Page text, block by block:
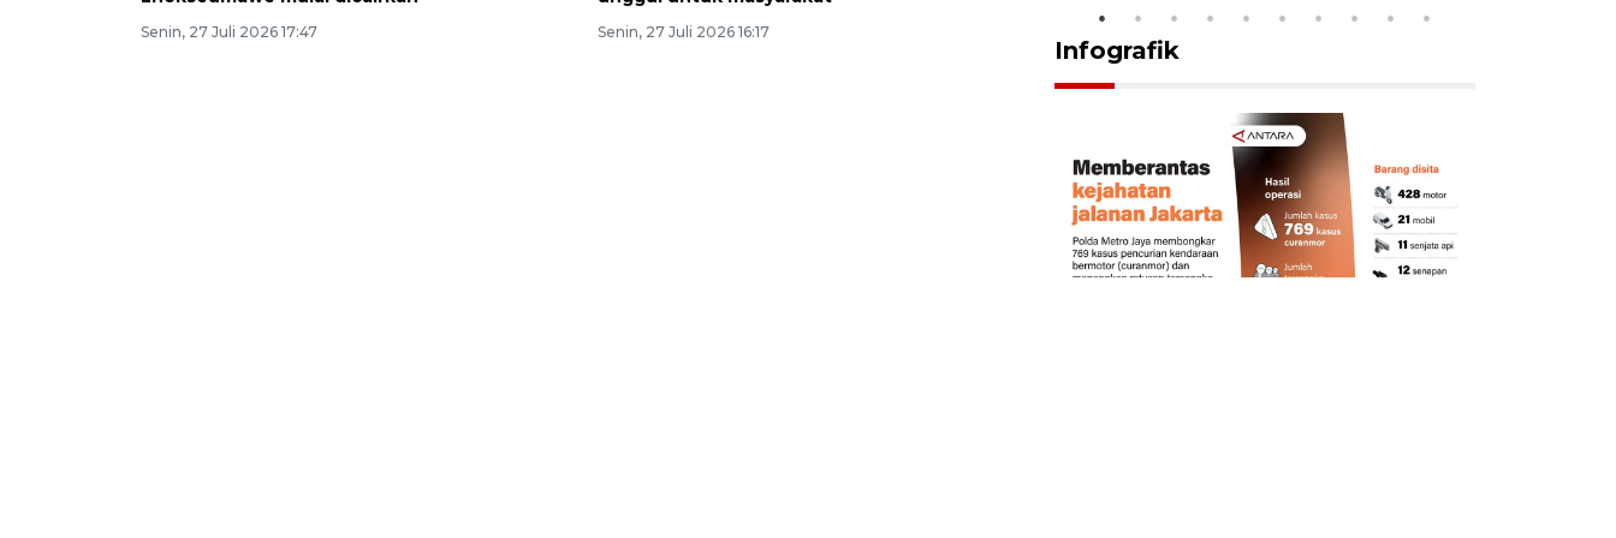
Senin, 27 Juli 2026 17:47 Senin, 27 Juli 2026 16:17
Infografik